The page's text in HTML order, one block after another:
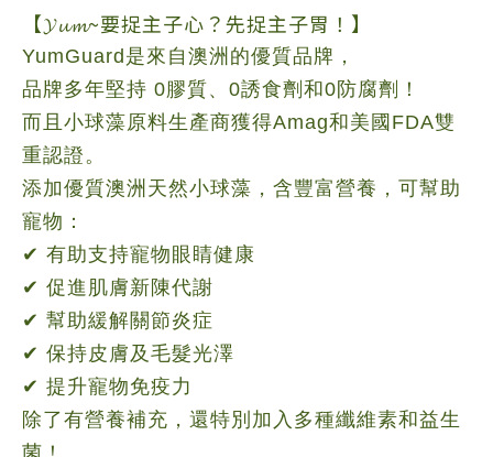
【𝓨𝓾𝓶~要捉主子心？先捉主子胃！ 】
YumGuard是來自澳洲的優質品牌，
品牌多年堅持 0膠質、0誘食劑和0防腐劑！
而且小球藻原料生產商獲得Amag和美國FDA雙
重認證。
添加優質澳洲天然小球藻，含豐富營養，可幫助
寵物：
✔ 有助支持寵物眼睛健康
✔ 促進 肌膚新陳代謝
✔ 幫助緩解關節炎症
✔ 保持皮膚及毛髮光澤
✔ 提升寵物免疫力
除了有營養補充，還特別加入多種纖維素和益生
菌！